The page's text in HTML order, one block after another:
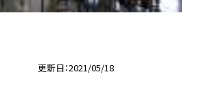
更新日 2021/05/18